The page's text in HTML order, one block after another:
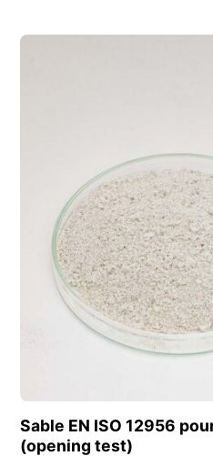
Découvrir
Sable EN ISO 12956
(opening test)